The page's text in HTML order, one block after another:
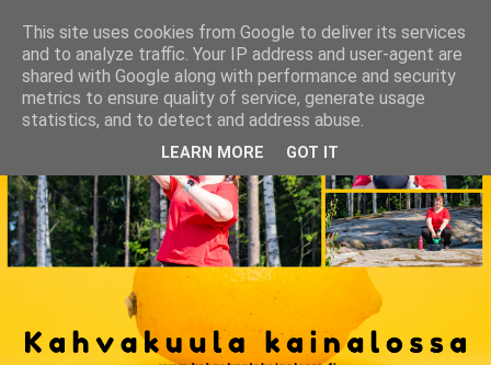
This site uses cookies from Google to deliver its services
and to analyze traffic. Your IP address and user-agent are
shared with Google along with performance and security
metrics to ensure quality of service, generate usage
statistics, and to detect and address abuse.
LEARN MORE GOT IT